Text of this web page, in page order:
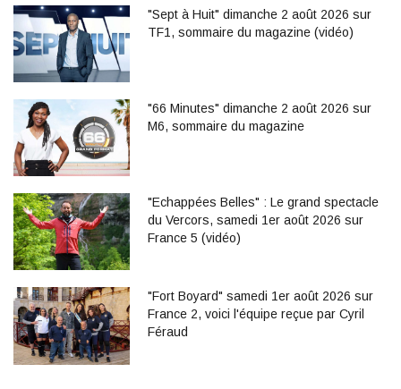
"Sept à Huit" dimanche 2 août 2026 sur
TF1, sommaire du magazine (vidéo)
"66 Minutes" dimanche 2 août 2026 sur
M6, sommaire du magazine
"Echappées Belles" : Le grand spectacle
du Vercors, samedi 1er août 2026 sur
France 5 (vidéo)
"Fort Boyard" samedi 1er août 2026 sur
France 2, voici l'équipe reçue par Cyril
Féraud